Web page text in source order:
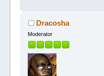
Dracosha
Moderator